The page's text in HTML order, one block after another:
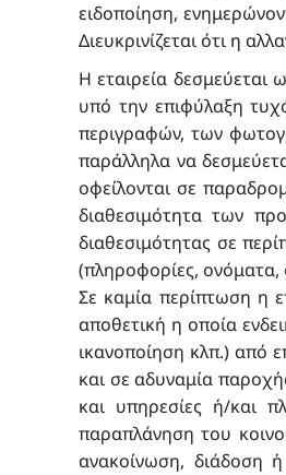
ειδοποίηση,
Διευκρινίζεται ότι η
H εταιρεία
υπό την επιφύλαξη
περιγραφών, των
παράλληλα να
οφείλονται σε
διαθεσιμότητα των
διαθεσιμότητας σε
(πληροφορίες, ονόματα,
Σε καμία περίπτωση η
αποθετική η οποία
ικανοποίηση κλπ.) από
και σε αδυναμία
και υπηρεσίες ή/και
παραπλάνηση του
ανακοίνωση, διάδοση